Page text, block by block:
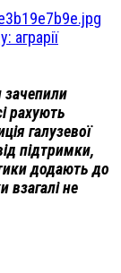
аграрії
зачепили
рахують
галузевої
підтримки,
додають до
не